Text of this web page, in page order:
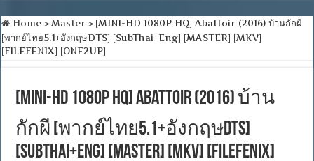
Home > Master > [MINI-HD 1080P HQ] Abattoir (2016) บ้านกักผี
[พากย์ไทย5.1+อังกฤษDTS] [SubThai+Eng] [MASTER] [MKV]
[FILEFENIX] [ONE2UP]
[MINI-HD 1080P HQ] Abattoir (2016) บ้าน
กักผี [พากย์ไทย5.1+อังกฤษDTS]
[SubThai+Eng] [MASTER] [MKV] [FILEFENIX]